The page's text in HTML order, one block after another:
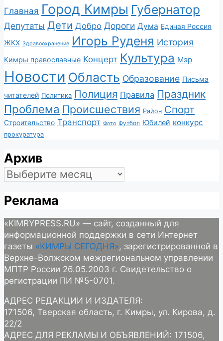
Главная Город Кимры Губернатор
Депутаты Дети Добро Дороги Дума Единая Россия
ЖКХ Здравоохранение Игорь Руденя История
Кимры православные Концерт Культура Мэр
Новости Область Образование Письма
читателей Политика Полиция Правила Праздник
Проблема Происшествия Район Спорт
Строительство Транспорт Фото Футбол Юбилей конкурс
прокуратура
Архив
Архив
Реклама
«KIMRYPRESS.RU» — сайт, созданный для
информационной поддержки в сети Интернет
газеты «КИМРЫ СЕГОДНЯ», зарегистрированной в
Верхне-Волжском межрегиональном управлении
МПТР России 26.05.2003 г. Свидетельство о
регистрации ПИ №5-0701.
АДРЕС РЕДАКЦИИ И ИЗДАТЕЛЯ:
171506, Тверская область, г. Кимры, ул. Кирова, д.
22/2
АДРЕС ДЛЯ РЕКЛАМЫ И ОБЪЯВЛЕНИЙ: 171506,